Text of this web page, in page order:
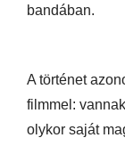
bandában.
A történet
filmmel:
olykor saját